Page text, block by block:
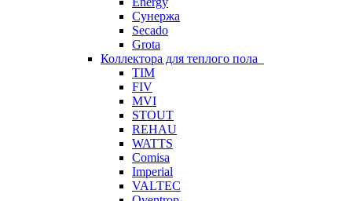
Сунержа
Secado
Grota
Коллектора для теплого пола
TIM
FIV
MVI
STOUT
REHAU
WATTS
Comisa
Imperial
VALTEC